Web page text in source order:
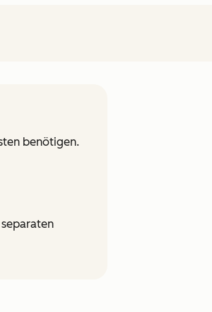
benötigen.